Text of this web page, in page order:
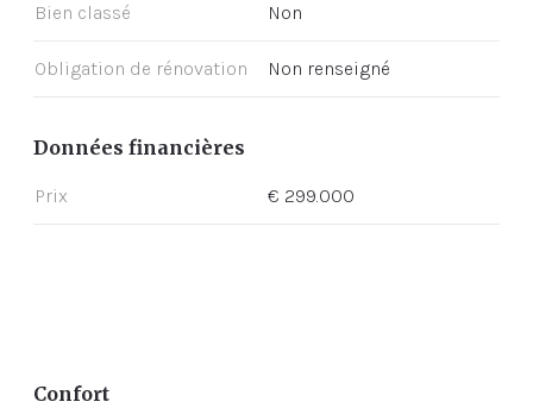
Bien classé Non
Obligation de rénovation Non renseigné
Données financières
Prix € 299.000
Confort